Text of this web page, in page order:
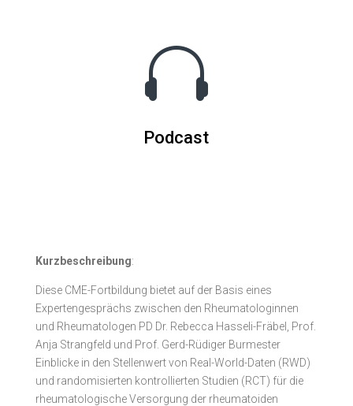

Podcast
Kurzbeschreibung:
Diese CME-Fortbildung bietet auf der Basis eines
Expertengesprächs zwischen den Rheumatologinnen
und Rheumatologen PD Dr. Rebecca Hasseli-Fräbel, Prof.
Anja Strangfeld und Prof. Gerd-Rüdiger Burmester
Einblicke in den Stellenwert von Real-World-Daten (RWD)
und randomisierten kontrollierten Studien (RCT) für die
rheumatologische Versorgung der rheumatoiden